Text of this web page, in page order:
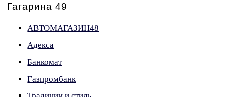
Гагарина 49
АВТОМАГАЗИН48
Адекса
Банкомат
Газпромбанк